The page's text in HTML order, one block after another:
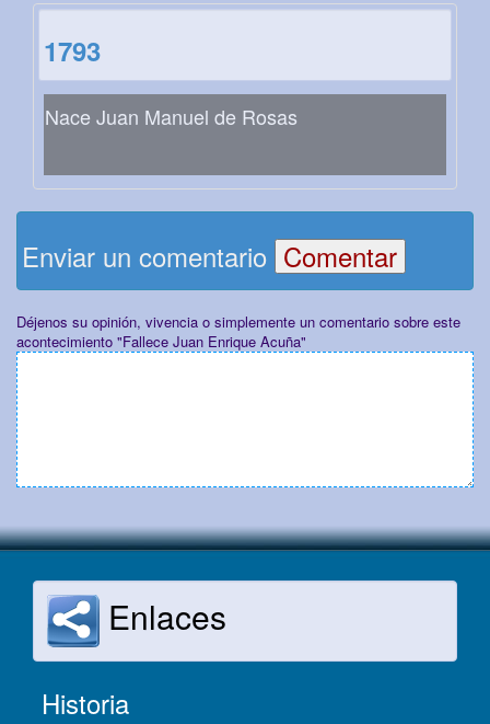
1793
Nace Juan Manuel de Rosas
Enviar un comentario
Déjenos su opinión, vivencia o simplemente un comentario sobre este
acontecimiento "Fallece Juan Enrique Acuña"
Enlaces
Historia